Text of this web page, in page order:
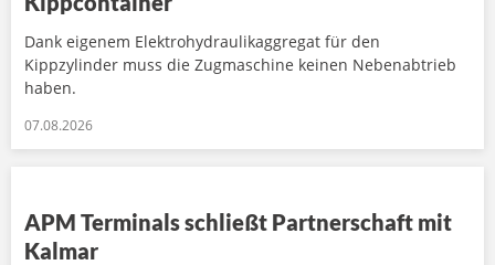
Dank eigenem Elektrohydraulikaggregat für den
Kippzylinder muss die Zugmaschine keinen Nebenabtrieb
haben.
07.08.2026
APM Terminals schließt Partnerschaft mit
Kalmar